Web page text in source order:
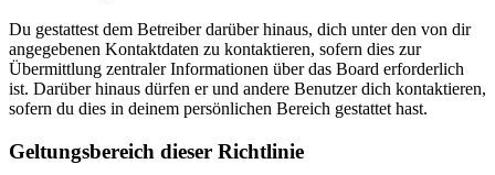
Du gestattest dem Betreiber darüber hinaus, dich unter den von dir
angegebenen Kontaktdaten zu kontaktieren, sofern dies zur
Übermittlung zentraler Informationen über das Board erforderlich
ist. Darüber hinaus dürfen er und andere Benutzer dich kontaktieren,
sofern du dies in deinem persönlichen Bereich gestattet hast.
Geltungsbereich dieser Richtlinie